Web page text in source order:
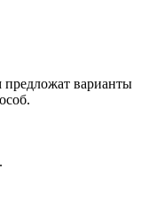
предложат варианты